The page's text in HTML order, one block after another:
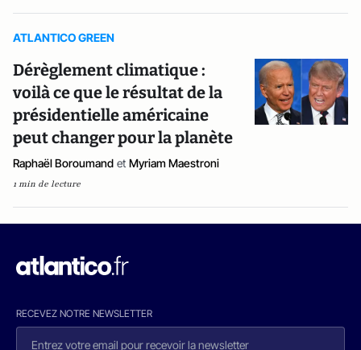
ATLANTICO GREEN
Dérèglement climatique :
voilà ce que le résultat de la
présidentielle américaine
peut changer pour la planète
Raphaël Boroumand et Myriam Maestroni
1 min de lecture
RECEVEZ NOTRE NEWSLETTER